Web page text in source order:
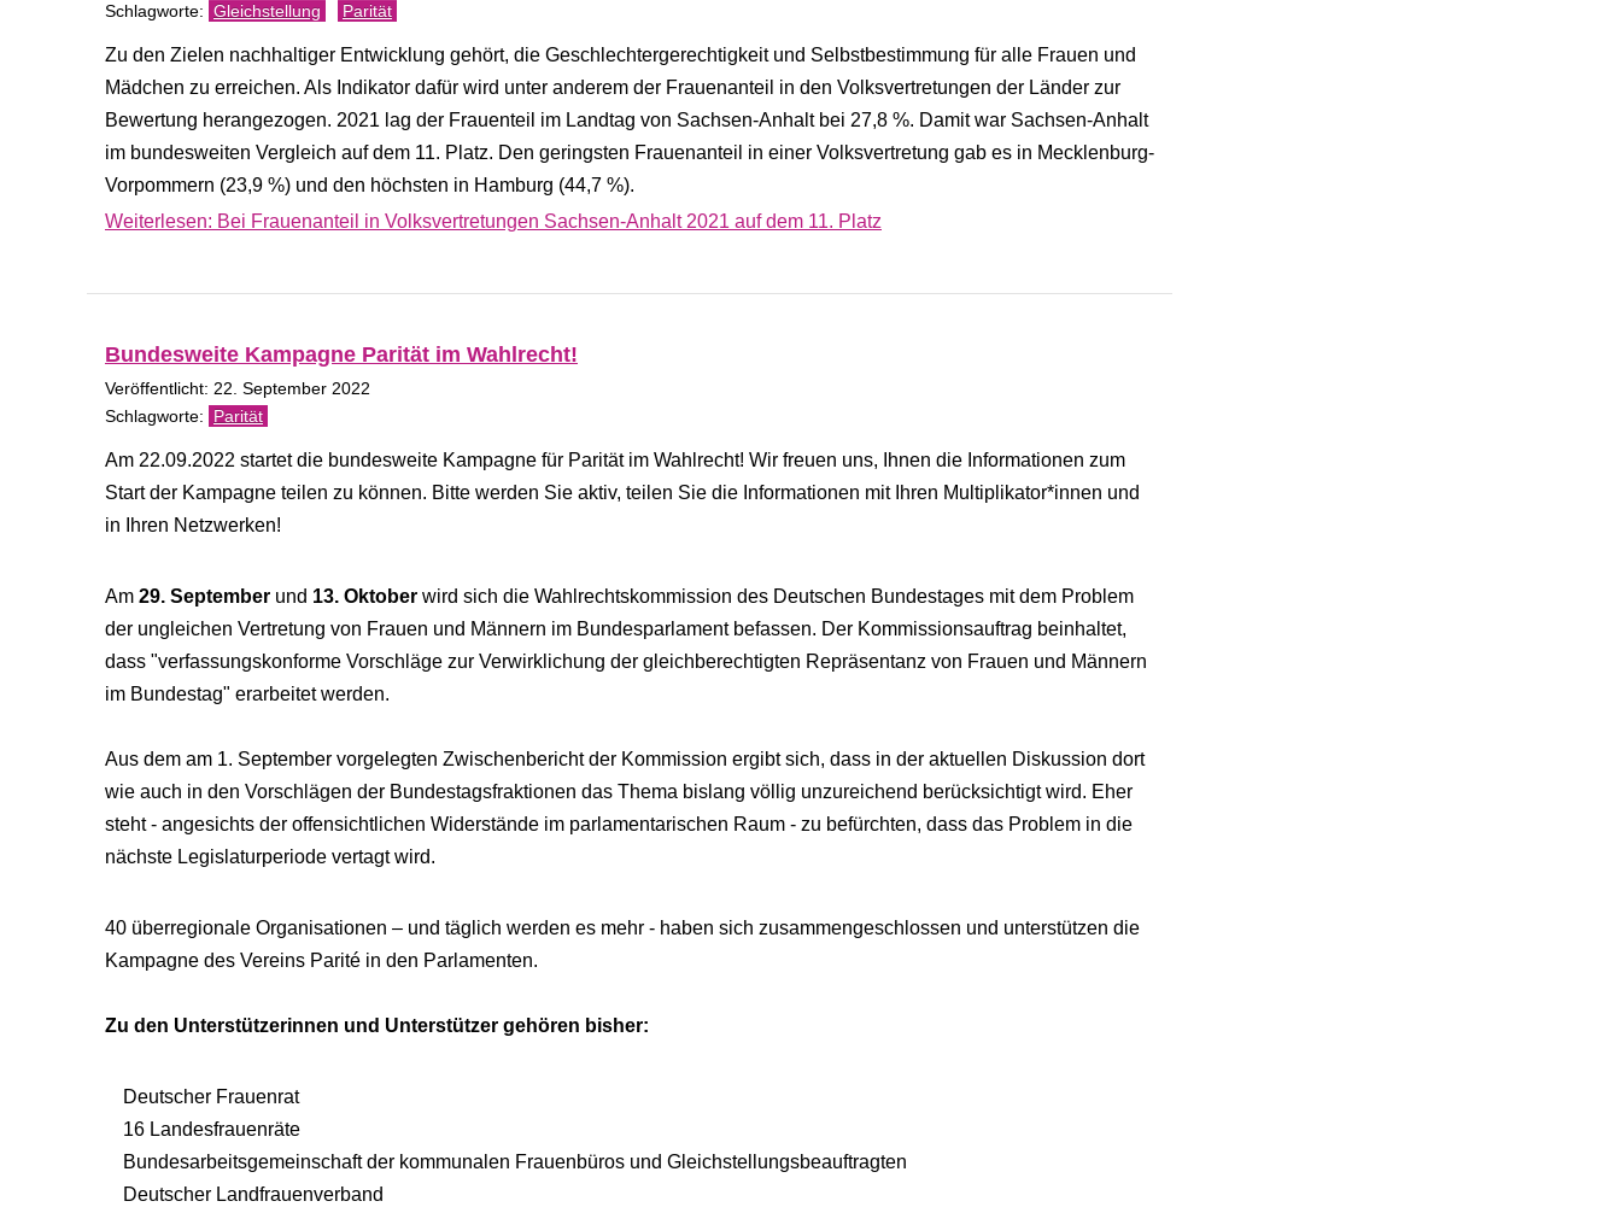
Gleichstellung Parität
Zu den Zielen nachhaltiger Entwicklung gehört, die Geschlechtergerechtigkeit und Selbstbestimmung für alle Frauen und
Mädchen zu erreichen. Als Indikator dafür wird unter anderem der Frauenanteil in den Volksvertretungen der Länder zur
Bewertung herangezogen. 2021 lag der Frauenteil im Landtag von Sachsen-Anhalt bei 27,8 %. Damit war Sachsen-Anhalt
im bundesweiten Vergleich auf dem 11. Platz. Den geringsten Frauenanteil in einer Volksvertretung gab es in Mecklenburg-
Vorpommern (23,9 %) und den höchsten in Hamburg (44,7 %).
Weiterlesen: Bei Frauenanteil in Volksvertretungen Sachsen-Anhalt 2021 auf dem 11. Platz
Bundesweite Kampagne Parität im Wahlrecht!
Veröffentlicht: 22. September 2022
Parität
Am 22.09.2022 startet die bundesweite Kampagne für Parität im Wahlrecht! Wir freuen uns, Ihnen die Informationen zum
Start der Kampagne teilen zu können. Bitte werden Sie aktiv, teilen Sie die Informationen mit Ihren Multiplikator*innen und
in Ihren Netzwerken!
Am 29. September und 13. Oktober wird sich die Wahlrechtskommission des Deutschen Bundestages mit dem Problem
der ungleichen Vertretung von Frauen und Männern im Bundesparlament befassen. Der Kommissionsauftrag beinhaltet,
dass "verfassungskonforme Vorschläge zur Verwirklichung der gleichberechtigten Repräsentanz von Frauen und Männern
im Bundestag" erarbeitet werden.
Aus dem am 1. September vorgelegten Zwischenbericht der Kommission ergibt sich, dass in der aktuellen Diskussion dort
wie auch in den Vorschlägen der Bundestagsfraktionen das Thema bislang völlig unzureichend berücksichtigt wird. Eher
steht - angesichts der offensichtlichen Widerstände im parlamentarischen Raum - zu befürchten, dass das Problem in die
nächste Legislaturperiode vertagt wird.
40 überregionale Organisationen – und täglich werden es mehr - haben sich zusammengeschlossen und unterstützen die
Kampagne des Vereins Parité in den Parlamenten.
Zu den Unterstützerinnen und Unterstützer gehören bisher:
Deutscher Frauenrat
16 Landesfrauenräte
Bundesarbeitsgemeinschaft der kommunalen Frauenbüros und Gleichstellungsbeauftragten
Deutscher Landfrauenverband